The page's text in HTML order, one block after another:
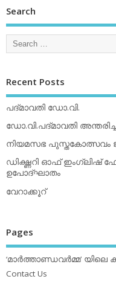
Search
Recent Posts
പദ്മാവതി ഡോ.വി.
ഡോ.വി.പദ്മാവതി
നിയമസഭ പുസ്തകോത്സവം
ഡിക്ഷ്ണറി ഓഫ് ഇംഗ്ലിഷ്
ഉപോദ്ഘാതം
വേറാക്കൂറ്
Pages
‘മാര്‍ത്താണ്ഡവര്‍മ്മ’
Contact Us